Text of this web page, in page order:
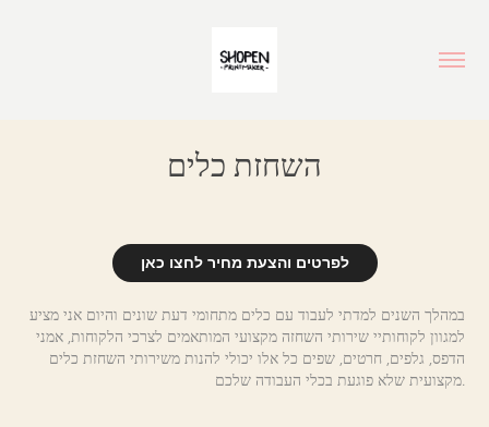
השחזת כלים
לפרטים והצעת מחיר לחצו כאן
במהלך השנים למדתי לעבוד עם כלים מתחומי דעת שונים והיום אני מציע
למגוון לקוחותיי שירותי השחזה מקצועי המותאמים לצרכי הלקוחות, אמני
הדפס, גלפים, חרטים, שפים כל אלו יכולי להנות משירותי השחזת כלים
מקצועית שלא פוגעת בכלי העבודה שלכם.